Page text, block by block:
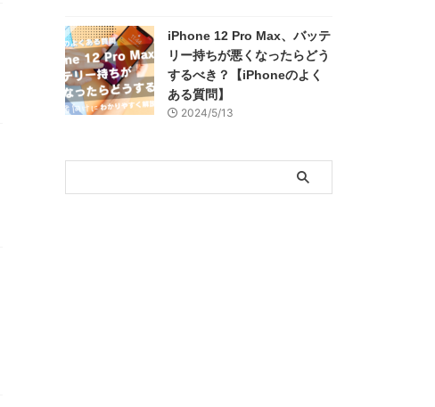
iPhone 12 Pro Max、バッテ
リー持ちが悪くなったらどう
するべき？【iPhoneのよく
ある質問】
2024/5/13